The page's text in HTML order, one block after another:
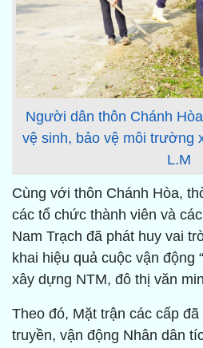
Người dân thôn Chánh
vệ sinh, bảo vệ môi trường
L.M
Cùng với thôn Chánh Hòa,
các tổ chức thành viên và
Nam Trạch đã phát huy vai
khai hiệu quả cuộc vận động
xây dựng NTM, đô thị văn
Theo đó, Mặt trận các cấp
truyền, vận động Nhân dân